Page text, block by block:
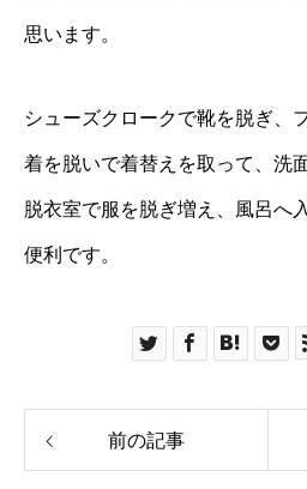
思います。
シューズクロークで靴を脱ぎ、
着を脱いで着替えを取って、洗
脱衣室で服を脱ぎ増え、風呂へ
便利です。
前の記事